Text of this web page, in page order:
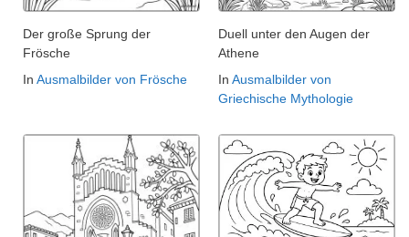
Der große Sprung der
Frösche
In Ausmalbilder von Frösche
Duell unter den Augen der
Athene
In Ausmalbilder von
Griechische Mythologie